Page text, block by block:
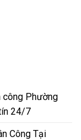
công Phường
24/7
Công Tại